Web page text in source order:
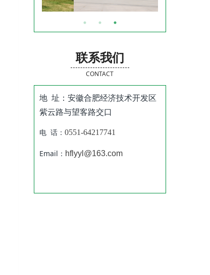
联系我们
CONTACT
地 址：安徽合肥经济技术开发区
紫云路与望客路交口
电 话： 0551-64217741
Email： hflyyl@163.com